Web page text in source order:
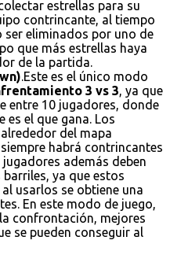
estrellas para su
contrincante, al tiempo
ser eliminados por uno de
que más estrellas haya
de la partida.
.Este es el único modo
3 vs 3, ya que
entre 10 jugadores, donde
es el que gana. Los
del mapa
habrá contrincantes
además deben
ya que estos
usarlos se obtiene una
En este modo de juego,
confrontación, mejores
se pueden conseguir al